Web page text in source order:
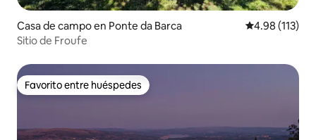
Casa de campo en Ponte da Barca Calificación
4.98 (113)
Sitio de Froufe
Favorito entre huéspedes
Favorito entre huéspedes